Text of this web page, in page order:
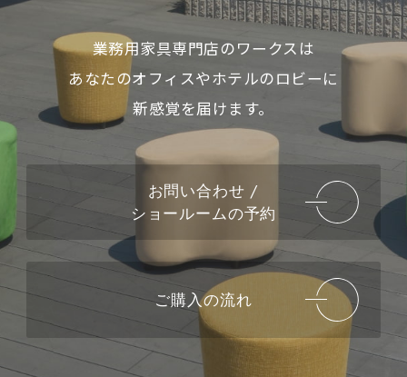
業務用家具専門店のワークスは
あなたのオフィスやホテルのロビーに
新感覚を届けます。
お問い合わせ /
ショールームの予約
ご購入の流れ